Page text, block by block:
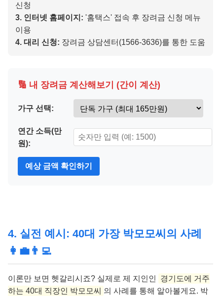
신청
3. 인터넷 홈페이지: '홈택스' 접속 후 장려금 신청 메뉴
이용
4. 대리 신청: 장려금 상담센터(1566-3636)를 통한 도움
🔢 내 장려금 계산해보기 (간이 계산)
가구 선택:
연간 소득(만
원):
예상 금액 확인하기
4. 실전 예시: 40대 가장 박모모씨의 사례
👩‍💼👨‍💻
이론만 보면 헷갈리시죠? 실제로 제 지인인
경기도에 거주
하는 40대 직장인 박모모씨 의 사례를 통해 알아볼게요. 박